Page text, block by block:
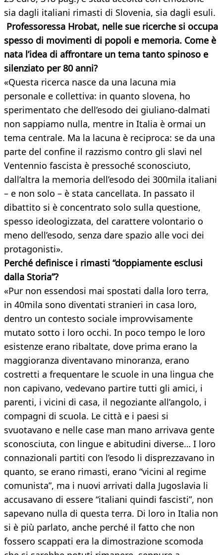
sia dagli italiani rimasti di Slovenia, sia dagli esuli.
Professoressa Hrobat, nelle sue ricerche si occupa
spesso di movimenti di popoli e memoria. Come è
nata l’idea di affrontare un tema tanto spinoso e
silenziato per 80 anni?
«Questa ricerca nasce da una lacuna mia
personale e collettiva: in quanto slovena, ho
sperimentato che dell’esodo dei giuliano-dalmati
non sappiamo nulla, mentre in Italia è ormai un
tema centrale. Ma la lacuna è reciproca: se da una
parte del confine il razzismo contro gli slavi nel
Ventennio fascista è pressoché sconosciuto,
dall’altra la memoria dell’esodo dei 300mila italiani
– e non solo – è stata cancellata. In passato il
dibattito si è concentrato solo sulla questione,
spesso ideologizzata, del carattere volontario o
meno dell’esodo, senza dare spazio alle voci dei
protagonisti».
Perché definisce i rimasti “doppiamente esclusi
dalla Storia”?
«Pur non essendosi mai spostati dalla loro terra,
in 40mila sono diventati stranieri in casa loro,
dentro un contesto sociale improvvisamente
mutato sotto i loro occhi. In poco tempo le loro
esistenze erano ribaltate, dove prima erano la
maggioranza diventavano minoranza, erano
costretti a frequentare le scuole in una lingua che
non capivano, vedevano partire tutti gli amici, i
parenti, i vicini di casa, il negoziante all’angolo, i
compagni di scuola. Le città e i paesi si
svuotavano e nelle case man mano arrivava gente
sconosciuta, con lingue e abitudini diverse… I loro
connazionali partiti con l’esodo li disprezzavano in
quanto, se erano rimasti, erano “vicini al regime
comunista”, ma i nuovi arrivati dalla Jugoslavia li
accusavano di essere “italiani quindi fascisti”, non
sapevano nulla di questa terra. Di loro in Italia non
si è più parlato, anche perché il fatto che non
fossero scappati era la dimostrazione scomoda